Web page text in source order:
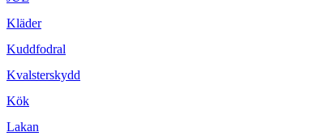
Kläder
Kuddfodral
Kvalsterskydd
Kök
Lakan